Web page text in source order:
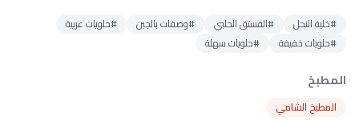
#خلية النحل #الفستق الحلبي #وصفات بالجبن
#حلويات عربية
#حلويات خفيفة
#حلويات سهلة
المطبخ
المطبخ الشامي